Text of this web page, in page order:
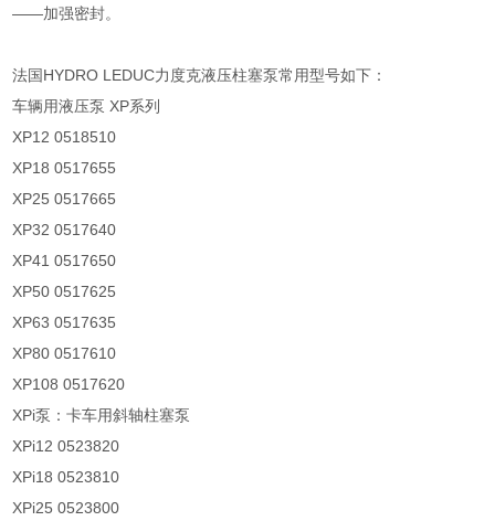
——加强密封。
法国HYDRO LEDUC力度克液压柱塞泵常用型号如下：
车辆用液压泵 XP系列
XP12 0518510
XP18 0517655
XP25 0517665
XP32 0517640
XP41 0517650
XP50 0517625
XP63 0517635
XP80 0517610
XP108 0517620
XPi泵：卡车用斜轴柱塞泵
XPi12 0523820
XPi18 0523810
XPi25 0523800